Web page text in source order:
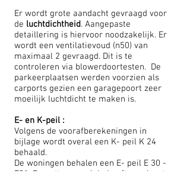
Er wordt grote aandacht gevraagd voor
de luchtdichtheid. Aangepaste
detaillering is hiervoor noodzakelijk. Er
wordt een ventilatievoud (n50) van
maximaal 2 gevraagd. Dit is te
controleren via blowerdoortesten. De
parkeerplaatsen werden voorzien als
carports gezien een garagepoort zeer
moeilijk luchtdicht te maken is.
E- en K-peil :
Volgens de voorafberekeningen in
bijlage wordt overal een K- peil K 24
behaald.
De woningen behalen een E- peil E 30 -
E31. De netto energiebehoefte varieert